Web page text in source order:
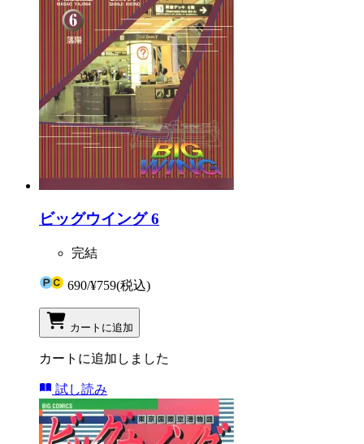
ビッグウイング 6
完結
690/¥759(税込)
カートに追加
カートに追加しました
試し読み